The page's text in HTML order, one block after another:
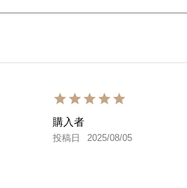
購入者
投稿日 2025/08/05